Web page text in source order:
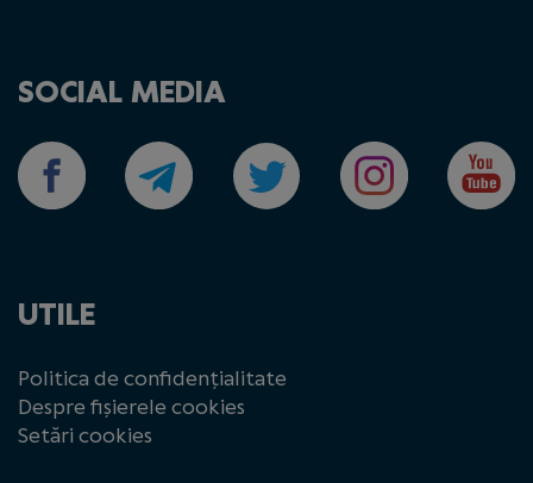
SOCIAL MEDIA
UTILE
Politica de confidențialitate
Despre fișierele cookies
Setări cookies